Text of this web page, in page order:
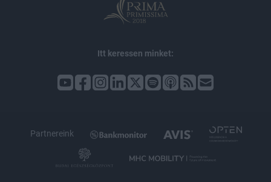
Itt keressen minket:
Partnereink